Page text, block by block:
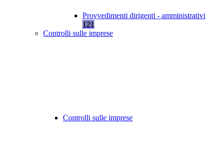
Provvedimenti dirigenti - amministrativi
121
Controlli sulle imprese
Controlli sulle imprese